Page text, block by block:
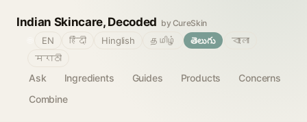
Indian Skincare, Decoded by CureSkin
Ask Ingredients Guides Products
Concerns
Combine
EN हिंदी Hinglish தமிழ் తెలుగు
বাংলা
मराठी